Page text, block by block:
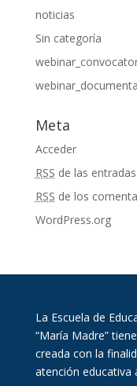
noticias
Sin categoría
Meta
Acceder
RSS de las entradas
RSS de los
WordPress.org
La Escuela de
“María Madre”
creada con la
atención educativa